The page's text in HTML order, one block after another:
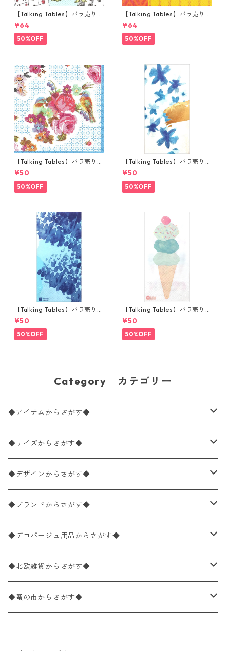
【Talking Tables】バラ売り1
枚 カクテルサイズ ペーパーナ
プキン Alice in Wonderland
ブルー
¥64
50%OFF
【Talking Tables】バラ売り1
枚 ランチサイズ ペーパーナプ
キン Paisley Print Boho オレ
ンジ
¥64
50%OFF
【Talking Tables】バラ売り1
枚 ポケットサイズ ペーパーナ
プキン TRULY ブルー
¥50
50%OFF
【Talking Tables】バラ売り1
枚 ランチサイズ ペーパーナプ
キン FLUORESCENT FLORAL
ブルー
¥50
50%OFF
【Talking Tables】バラ売り1
枚 ランチサイズ ペーパーナプ
キン COASTAL ブルー
¥50
50%OFF
【Talking Tables】バラ売り1
枚 ランチサイズ ペーパーナプ
キン WE LOVE ICE CREAM ホ
ワイト
¥50
50%OFF
Category｜カテゴリー
◆アイテムからさがす◆
ペーパーナプキン2枚バラ売り
ペーパーナプキン1枚バラ売り
ペーパーナプキン20枚入りパック
ペーパーナプキン10枚入りパック
ライスペーパー
ペーパーリネンナプキン
◆サイズからさがす◆
33×33cm（ランチサイズ）
バラ売り
パック売り
25×25cm（カクテルサイズ）
バラ売り
パック売り
40×40cm（ディナーサイズ）
バラ売り
パック売り
21×21cm（ポケットサイズ）
バラ売り
33cm（ラウンド）
◆デザインからさがす◆
花柄
植物・グリーン柄
動物・鳥・昆虫・蝶柄
海・魚柄
◆ブランドからさがす◆
ドイツ製 IHR/イア
ランチサイズ
カクテルサイズ
ドイツ製 Ambiente/アンビエンテ
ランチサイズ
ドイツ製 Paperproducts Design
◆デコパージュ用品からさがす◆
デコパージュ液
デコパージュ下地
◆北欧雑貨からさがす◆
シリコンモールド
◆蚤の市からさがす◆